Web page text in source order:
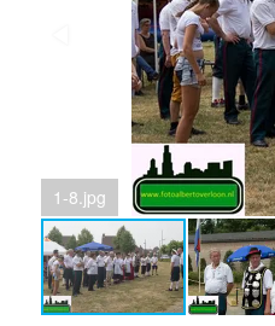
1-8.jpg